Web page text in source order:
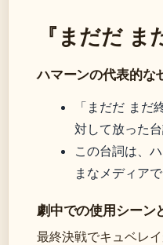
『まだだ
ハマーンの代表的な
「まだだ ま
対して放った
この台詞は、
まなメディア
劇中での使用シーン
最終決戦でキュベレ